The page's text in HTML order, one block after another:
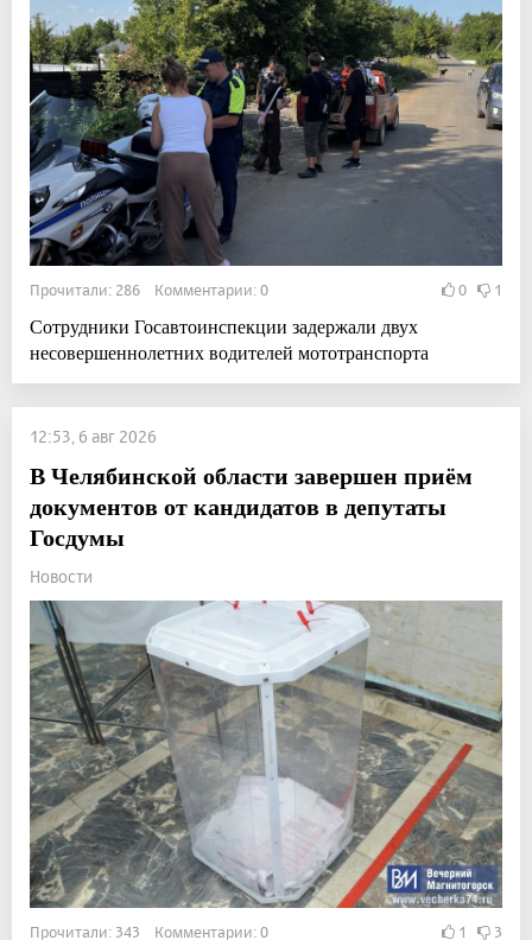
Прочитали: 286 Комментарии: 0 0 1
Сотрудники Госавтоинспекции задержали двух
несовершеннолетних водителей мототранспорта
12:53, 6 авг 2026
В Челябинской области завершен приём
документов от кандидатов в депутаты
Госдумы
Новости
Прочитали: 343 Комментарии: 0 1 3